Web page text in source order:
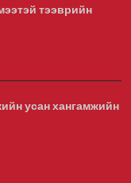
тэгш тоогоор
тээврийн
усан хангамжийн